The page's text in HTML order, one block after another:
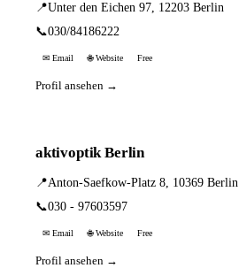
📍Unter den Eichen 97, 12203 Berlin
📞030/84186222
✉ Email 🌐 Website Free
Profil ansehen →
aktivoptik Berlin
📍Anton-Saefkow-Platz 8, 10369 Berlin
📞030 - 97603597
✉ Email 🌐 Website Free
Profil ansehen →